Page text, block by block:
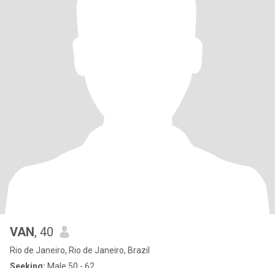
VAN, 40
Rio de Janeiro, Rio de Janeiro, Brazil